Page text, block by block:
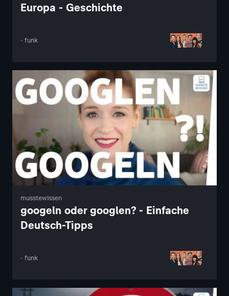
Europa - Geschichte
· funk
musstewissen
googeln oder googlen? - Einfache
Deutsch-Tipps
· funk